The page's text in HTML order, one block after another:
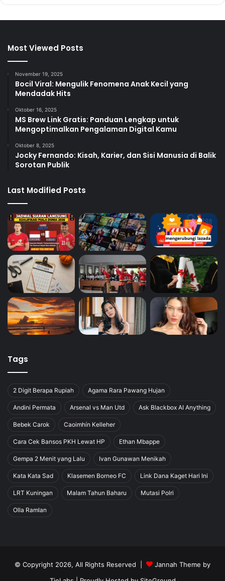
Most Viewed Posts
November 19, 2025
Bocil Viral: Mengulik Fenomena Anak Kecil yang
Mendadak Hits
Oktober 16, 2025
MS Brew Link Gratis: Panduan Lengkap untuk
Mengoptimalkan Pengalaman Digital Kamu
Oktober 8, 2025
Jocky Fernando: Kisah, Karier, dan Sisi Manusia di Balik
Sorotan Publik
Last Modified Posts
Tags
2 Digit Berapa Rupiah Agama Rara Pawang Hujan
Andini Permata Arsenal vs Man Utd Ask Blackbox AI Anything
Bebek Carok Caoimhín Kelleher
Cara Cek Bansos PKH Lewat HP Ethan Mbappe
Gempa 2 Menit yang Lalu Ivan Gunawan Menikah
Kata Kata Sad Klasemen Borneo FC Link Dana Kaget Hari Ini
LRT Kuningan Malam Tahun Baharu Mutasi Polri
Olla Ramlan
© Copyright 2026, All Rights Reserved |
Jannah Theme by